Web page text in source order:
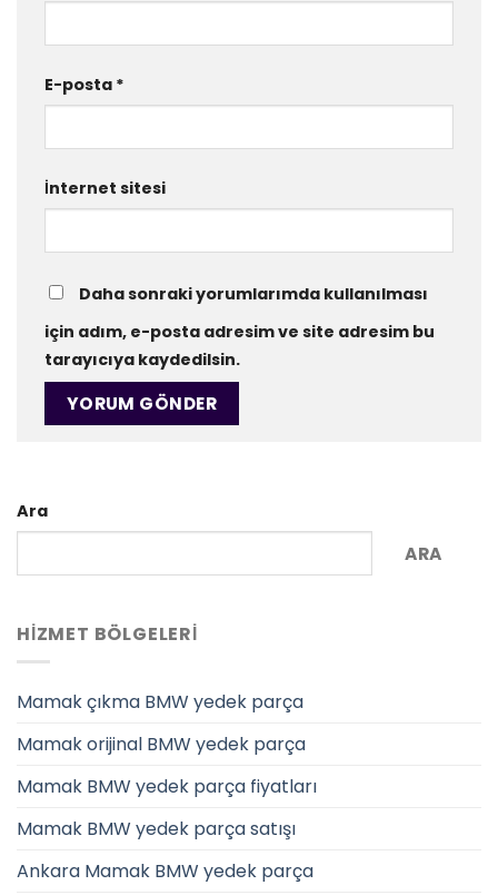
E-posta *
İnternet sitesi
Daha sonraki yorumlarımda kullanılması
için adım, e-posta adresim ve site adresim bu
tarayıcıya kaydedilsin.
Ara
ARA
HIZMET BÖLGELERI
Mamak çıkma BMW yedek parça
Mamak orijinal BMW yedek parça
Mamak BMW yedek parça fiyatları
Mamak BMW yedek parça satışı
Ankara Mamak BMW yedek parça